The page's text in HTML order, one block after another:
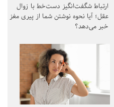
ارتباط شگفت‌انگیز دست‌خط با زوال
عقل؛ آیا نحوه نوشتن شما از پیری مغز
خبر می‌دهد؟